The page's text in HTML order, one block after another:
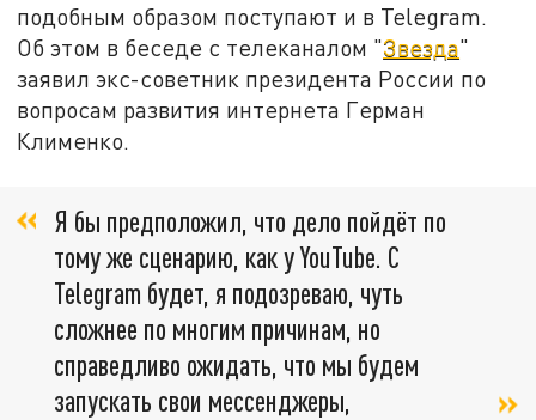
подобным образом поступают и в Telegram.
Об этом в беседе с телеканалом "Звезда"
заявил экс-советник президента России по
вопросам развития интернета Герман
Клименко.
Я бы предположил, что дело пойдёт по
тому же сценарию, как у YouTube. С
Telegram будет, я подозреваю, чуть
сложнее по многим причинам, но
справедливо ожидать, что мы будем
запускать свои мессенджеры,